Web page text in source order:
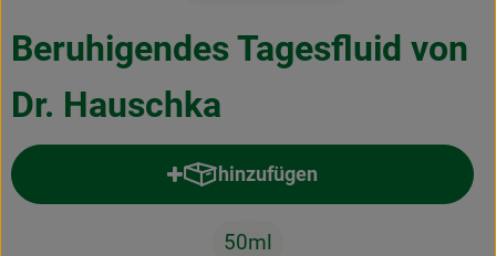
Nützliches
Beruhigendes Tagesfluid von
Dr. Hauschka
hinzufügen
Produkt zum Warenkorb
50ml